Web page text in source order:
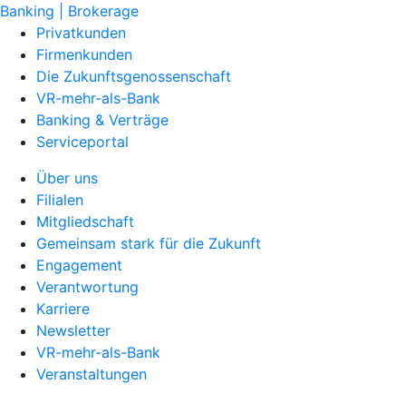
Banking | Brokerage
Privatkunden
Firmenkunden
Die Zukunftsgenossenschaft
VR-mehr-als-Bank
Banking & Verträge
Serviceportal
Über uns
Filialen
Mitgliedschaft
Gemeinsam stark für die Zukunft
Engagement
Verantwortung
Karriere
Newsletter
VR-mehr-als-Bank
Veranstaltungen